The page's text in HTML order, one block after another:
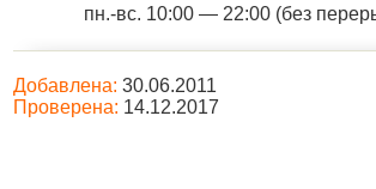
пн.-вс. 10:00 — 22:00 (без
Добавлена: 30.06.2011
Проверена: 14.12.2017